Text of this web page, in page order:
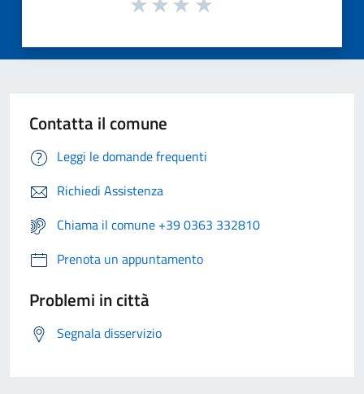
Contatta il comune
Leggi le domande frequenti
Richiedi Assistenza
Chiama il comune +39 0363 332810
Prenota un appuntamento
Problemi in città
Segnala disservizio